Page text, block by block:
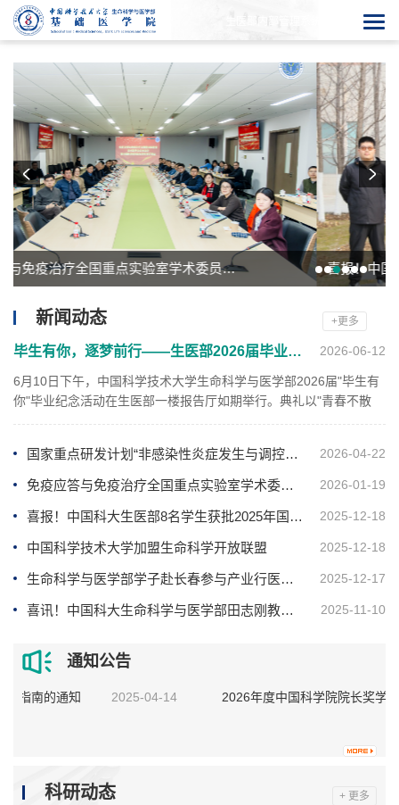
喜报！中国科大生医部8名学生获批2025年国家基金青年学生基础研...
+更多
新闻动态
毕生有你，逐梦前行——生医部2026届毕业纪念活动圆满落幕
6月10日下午，中国科学技术大学生命科学与医学部2026届"毕生有
你"毕业纪念活动在生医部一楼报告厅如期举行。典礼以"青春不散
渝教授、中国工程院院士田志刚教授、生医部校外兼职辅导员王云
贵将军、生命科学与医学部部长程临钊教授、党委书记臧建业教
2026-06-12
国家重点研发计划“非感染性炎症发生与调控的分子机理及干预”启动会顺利召开 2026-04-22
免疫应答与免疫治疗全国重点实验室学术委员会全体会议暨先导专项汇报会顺利召开 2026-01-19
喜报！中国科大生医部8名学生获批2025年国家基金青年学生基础研究项目 2025-12-18
中国科学技术大学加盟生命科学开放联盟 2025-12-18
生命科学与医学部学子赴长春参与产业行医药健康专场活动 2025-12-17
喜讯！中国科大生命科学与医学部田志刚教授荣获第十三届中国免疫学会终身成就奖 2025-11-10
通知公告
指南的通知 2025-04-14 2026年度中国科学院院长奖学
重点研发计划“生物与信息融合（BT与IT融合）”和“合成生物学”重点专
科研动态 + 更多